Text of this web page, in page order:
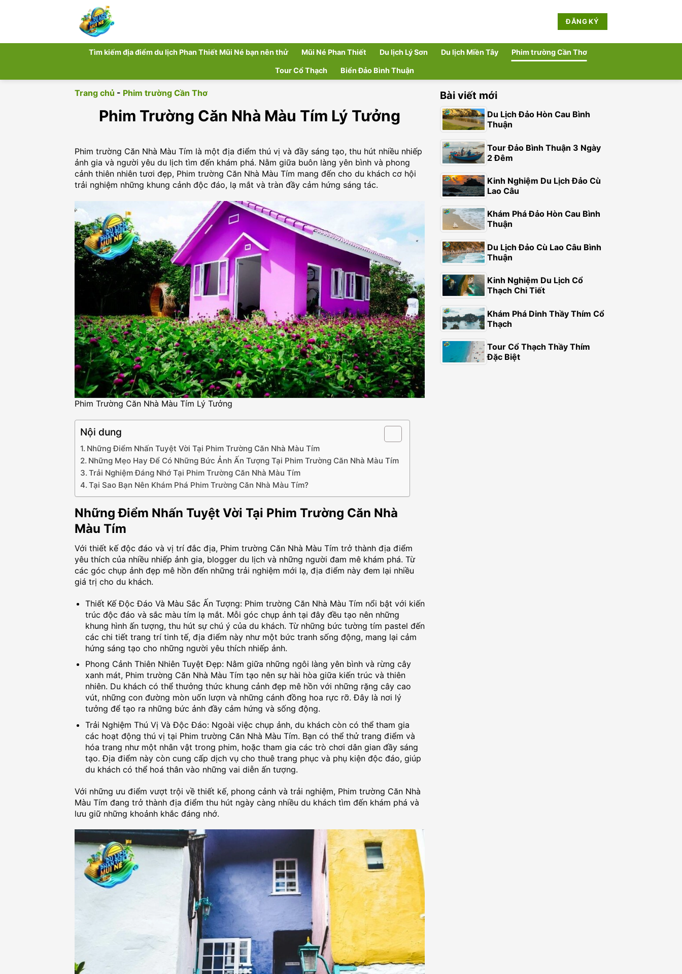
dung
ĐĂNG KÝ
Tìm kiếm địa điểm du lịch Phan Thiết Mũi Né bạn nên thử Mũi Né Phan Thiết Du lịch Lý Sơn Du lịch Miền Tây Phim trường Cần Thơ
Tour Cổ Thạch Biển Đảo Bình Thuận
Trang chủ - Phim trường Cần Thơ
Phim Trường Căn Nhà Màu Tím Lý Tưởng
Phim trường Căn Nhà Màu Tím là một địa điểm thú vị và đầy sáng tạo, thu hút nhiều nhiếp
ảnh gia và người yêu du lịch tìm đến khám phá. Nằm giữa buôn làng yên bình và phong
cảnh thiên nhiên tươi đẹp, Phim trường Căn Nhà Màu Tím mang đến cho du khách cơ hội
trải nghiệm những khung cảnh độc đáo, lạ mắt và tràn đầy cảm hứng sáng tác.
Phim Trường Căn Nhà Màu Tím Lý Tưởng
Nội dung
Những Điểm Nhấn Tuyệt Vời Tại Phim Trường Căn Nhà Màu Tím
Những Mẹo Hay Để Có Những Bức Ảnh Ấn Tượng Tại Phim Trường Căn Nhà Màu Tím
Trải Nghiệm Đáng Nhớ Tại Phim Trường Căn Nhà Màu Tím
Tại Sao Bạn Nên Khám Phá Phim Trường Căn Nhà Màu Tím?
Những Điểm Nhấn Tuyệt Vời Tại Phim Trường Căn Nhà
Màu Tím
Với thiết kế độc đáo và vị trí đắc địa, Phim trường Căn Nhà Màu Tím trở thành địa điểm
yêu thích của nhiều nhiếp ảnh gia, blogger du lịch và những người đam mê khám phá. Từ
các góc chụp ảnh đẹp mê hồn đến những trải nghiệm mới lạ, địa điểm này đem lại nhiều
giá trị cho du khách.
Thiết Kế Độc Đáo Và Màu Sắc Ấn Tượng: Phim trường Căn Nhà Màu Tím nổi bật với kiến
trúc độc đáo và sắc màu tím lạ mắt. Mỗi góc chụp ảnh tại đây đều tạo nên những
khung hình ấn tượng, thu hút sự chú ý của du khách. Từ những bức tường tím pastel đến
các chi tiết trang trí tinh tế, địa điểm này như một bức tranh sống động, mang lại cảm
hứng sáng tạo cho những người yêu thích nhiếp ảnh.
Phong Cảnh Thiên Nhiên Tuyệt Đẹp: Nằm giữa những ngôi làng yên bình và rừng cây
xanh mát, Phim trường Căn Nhà Màu Tím tạo nên sự hài hòa giữa kiến trúc và thiên
nhiên. Du khách có thể thưởng thức khung cảnh đẹp mê hồn với những rặng cây cao
vút, những con đường mòn uốn lượn và những cánh đồng hoa rực rỡ. Đây là nơi lý
tưởng để tạo ra những bức ảnh đầy cảm hứng và sống động.
Trải Nghiệm Thú Vị Và Độc Đáo: Ngoài việc chụp ảnh, du khách còn có thể tham gia
các hoạt động thú vị tại Phim trường Căn Nhà Màu Tím. Bạn có thể thử trang điểm và
hóa trang như một nhân vật trong phim, hoặc tham gia các trò chơi dân gian đầy sáng
tạo. Địa điểm này còn cung cấp dịch vụ cho thuê trang phục và phụ kiện độc đáo, giúp
du khách có thể hoá thân vào những vai diễn ấn tượng.
Với những ưu điểm vượt trội về thiết kế, phong cảnh và trải nghiệm, Phim trường Căn Nhà
Màu Tím đang trở thành địa điểm thu hút ngày càng nhiều du khách tìm đến khám phá và
lưu giữ những khoảnh khắc đáng nhớ.
Bài viết mới
Du Lịch Đảo Hòn Cau Bình
Thuận
Tour Đảo Bình Thuận 3 Ngày
2 Đêm
Kinh Nghiệm Du Lịch Đảo Cù
Lao Câu
Khám Phá Đảo Hòn Cau Bình
Thuận
Du Lịch Đảo Cù Lao Câu Bình
Thuận
Kinh Nghiệm Du Lịch Cổ
Thạch Chi Tiết
Khám Phá Dinh Thầy Thím Cổ
Thạch
Tour Cổ Thạch Thầy Thím
Đặc Biệt